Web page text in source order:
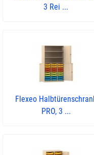
3 Rei ...
Flexeo
PRO, 3 ...